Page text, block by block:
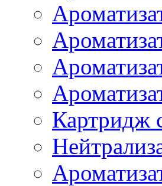
Картридж